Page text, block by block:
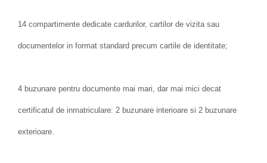
14 compartimente dedicate cardurilor, cartilor de vizita sau
documentelor in format standard precum cartile de identitate;
4 buzunare pentru documente mai mari, dar mai mici decat
certificatul de inmatriculare: 2 buzunare interioare si 2 buzunare
exterioare.